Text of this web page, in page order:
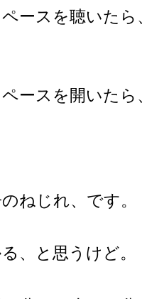
ースを聴いた
ースを開いたら
ねじれ、です。
、と思うけど。